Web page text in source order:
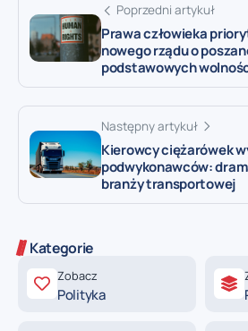
Poprzedni artykuł
Prawa człowieka
nowego rządu o
podstawowych
Następny artykuł
Kierowcy ciężarówek
podwykonawców:
branży transportowej
Kategorie
Zobacz
Polityka